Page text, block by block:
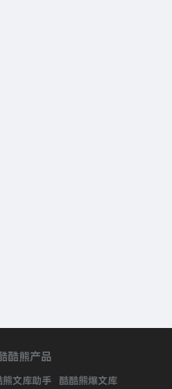
酷熊产品
熊文库助手 酷酷熊爆文库